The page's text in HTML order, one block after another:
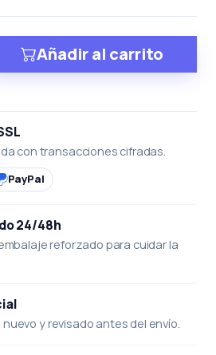
Añadir al carrito
con transacciones cifradas.
PayPal
24/48h
reforzado para cuidar la
y revisado antes del envío.